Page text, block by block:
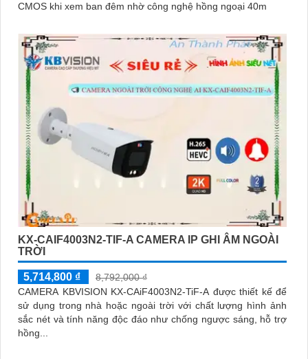
CMOS khi xem ban đêm nhờ công nghệ hồng ngoại 40m
KX-CAIF4003N2-TIF-A CAMERA IP GHI ÂM NGOÀI
TRỜI
5,714,800 ₫
8,792,000 ₫
CAMERA KBVISION KX-CAiF4003N2-TiF-A được thiết kế để
sử dụng trong nhà hoặc ngoài trời với chất lượng hình ảnh
sắc nét và tính năng độc đáo như chống ngược sáng, hỗ trợ
hồng...